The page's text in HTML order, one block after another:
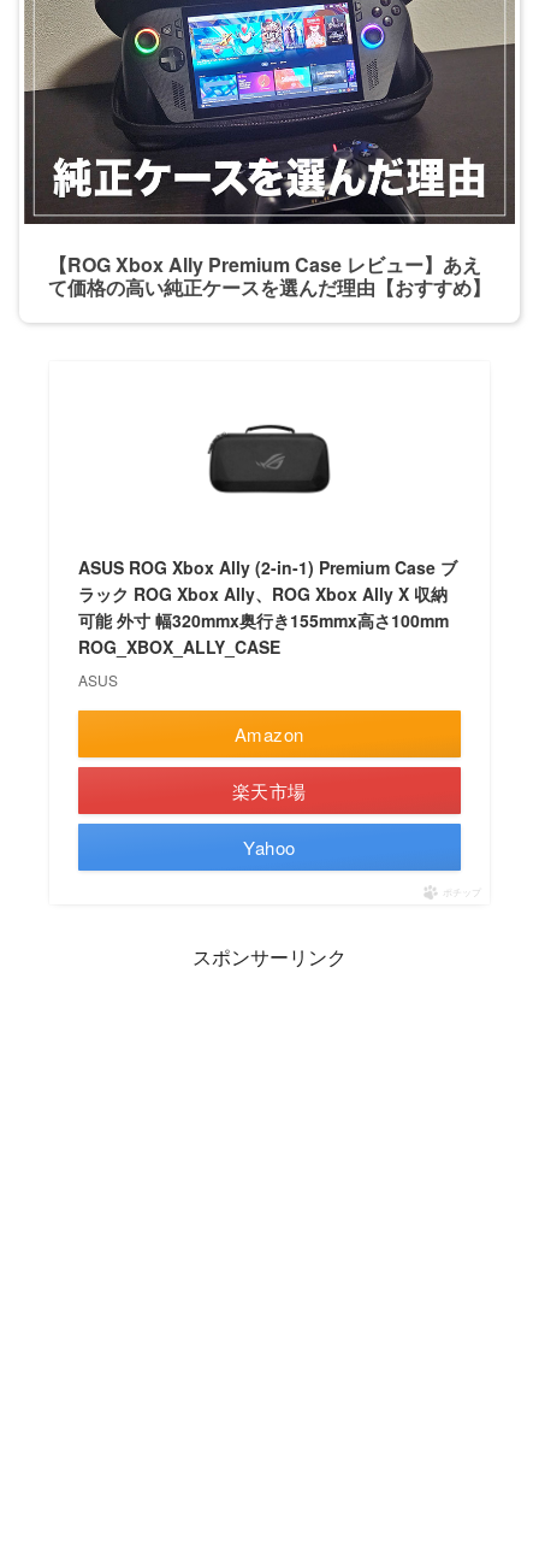
【ROG Xbox Ally Premium Case レビュー】あえ
て価格の高い純正ケースを選んだ理由【おすすめ】
ASUS ROG Xbox Ally (2-in-1) Premium Case ブ
ラック ROG Xbox Ally、ROG Xbox Ally X 収納
可能 外寸 幅320mmx奥行き155mmx高さ100mm
ROG_XBOX_ALLY_CASE
ASUS
Amazon
楽天市場
Yahoo
ポチップ
スポンサーリンク